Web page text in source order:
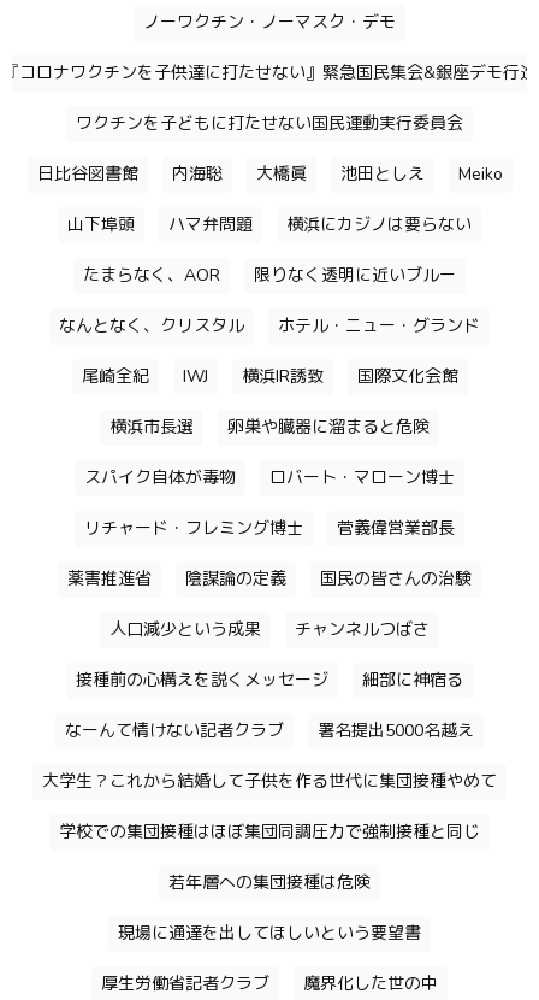
ノーワクチン・ノーマスク・デモ
『コロナワクチンを子供達に打たせない』緊急国民集会&銀座デモ行進
ワクチンを子どもに打たせない国民運動実行委員会
日比谷図書館 内海聡 大橋眞 池田としえ Meiko
山下埠頭 ハマ弁問題 横浜にカジノは要らない
たまらなく、AOR 限りなく透明に近いブルー
なんとなく、クリスタル ホテル・ニュー・グランド
尾崎全紀 IWJ 横浜IR誘致 国際文化会館
横浜市長選 卵巣や臓器に溜まると危険
スパイク自体が毒物 ロバート・マローン博士
リチャード・フレミング博士 菅義偉営業部長
薬害推進省 陰謀論の定義 国民の皆さんの治験
人口減少という成果 チャンネルつばさ
接種前の心構えを説くメッセージ 細部に神宿る
なーんて情けない記者クラブ 署名提出5000名越え
大学生？これから結婚して子供を作る世代に集団接種やめて
学校での集団接種はほぼ集団同調圧力で強制接種と同じ
若年層への集団接種は危険
現場に通達を出してほしいという要望書
厚生労働省記者クラブ 魔界化した世の中